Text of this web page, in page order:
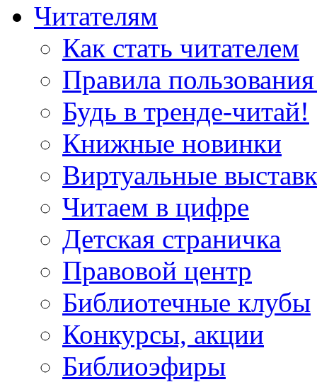
Читателям
Как стать читателем
Правила
Будь в тренде-читай!
Книжные новинки
Виртуальные
Читаем в цифре
Детская страничка
Правовой центр
Библиотечные клубы
Конкурсы, акции
Библиоэфиры